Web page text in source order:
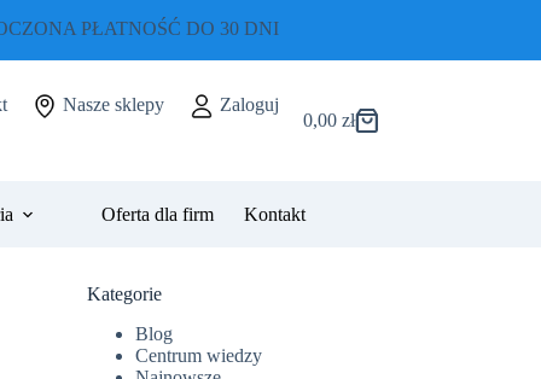
PŁATNOŚĆ DO 30 DNI
Nasze sklepy
Zaloguj
Koszyk
0,00 zł
Oferta dla firm Kontakt
Kategorie
Blog
Centrum wiedzy